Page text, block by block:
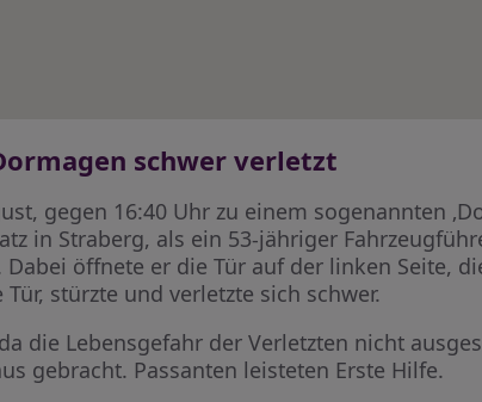
schwer verletzt
gegen 16:40 Uhr zu einem sogenannten
in Straberg, als ein 53-jähriger
öffnete er die Tür auf der linken Seite,
stürzte und verletzte sich schwer.
die Lebensgefahr der Verletzten nicht
gebracht. Passanten leisteten Erste Hilfe.